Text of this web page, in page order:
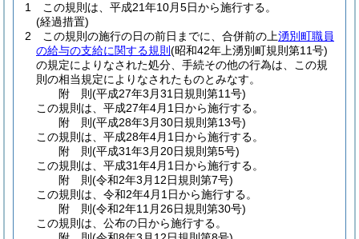
1
この規則は、平成21年10月5日から施行する。
(経過措置)
2
この規則の施行の日の前日までに、合併前の上湧別町職員
の給与の支給に関する規則 (昭和42年上湧別町規則第11号)
の規定によりなされた処分、手続その他の行為は、この規
則の相当規定によりなされたものとみなす。
附 則(平成27年3月31日規則第11号)
この規則は、平成27年4月1日から施行する。
附 則(平成28年3月30日規則第13号)
この規則は、平成28年4月1日から施行する。
附 則(平成31年3月20日規則第5号)
この規則は、平成31年4月1日から施行する。
附 則(令和2年3月12日規則第7号)
この規則は、令和2年4月1日から施行する。
附 則(令和2年11月26日規則第30号)
この規則は、公布の日から施行する。